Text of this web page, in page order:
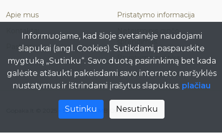
Apie mus
Kontaktai
Paskyra
Pristatymo informacija
Neteisminis ginčo
sprendimas
Privatumo politika
Gopaka.lt taisyklės
Sprendimas MB Ozakis
Informuojame, kad šioje svetainėje naudojami
slapukai (angl. Cookies). Sutikdami, paspauskite
mygtuką „Sutinku“. Savo duotą pasirinkimą bet kada
galėsite atšaukti pakeisdami savo interneto naršyklės
nustatymus ir ištrindami įrašytus slapukus. plačiau
Sutinku Nesutinku